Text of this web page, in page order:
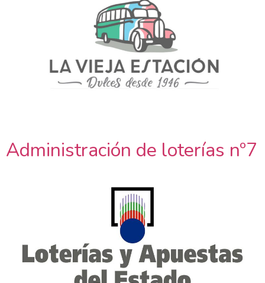
Administración de loterías nº7